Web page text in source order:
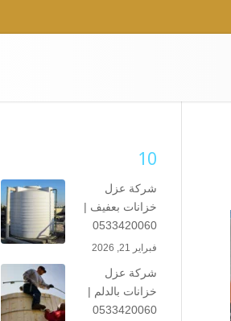
10
شركة عزل
خزانات بعفيف |
0533420060
فبراير 21, 2026
شركة عزل
خزانات بالدلم |
0533420060